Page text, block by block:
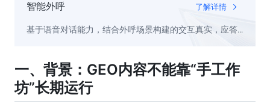
智能外呼 了解详情
基于语音对话能力，结合外呼场景构建的交互真实，应答
一、背景：GEO内容不能靠“手工作
坊”长期运行